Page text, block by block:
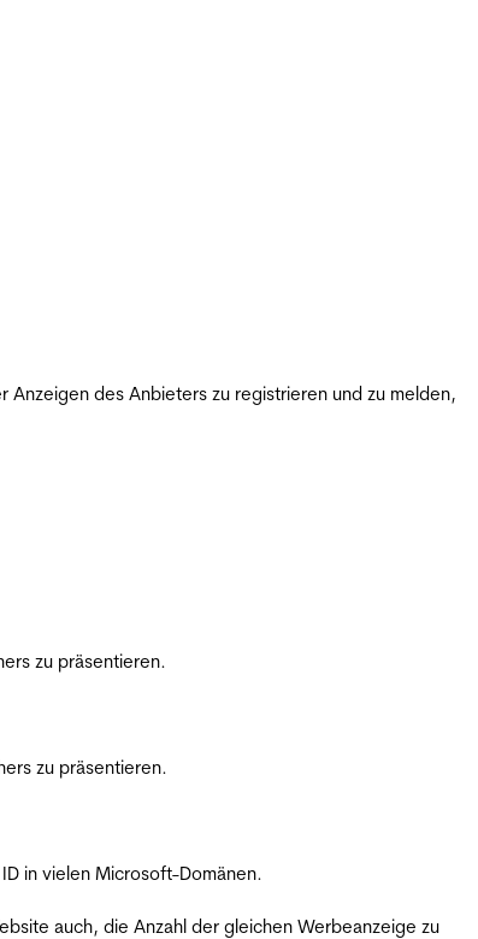
des Anbieters zu registrieren und zu melden,
zu präsentieren.
zu präsentieren.
in vielen Microsoft-Domänen.
auch, die Anzahl der gleichen Werbeanzeige zu